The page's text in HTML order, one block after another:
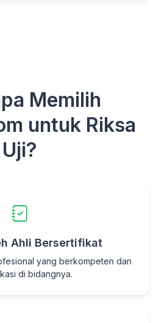
Memilih
untuk Riksa
Uji?
Ahli Bersertifikat
yang berkompeten dan
di bidangnya.